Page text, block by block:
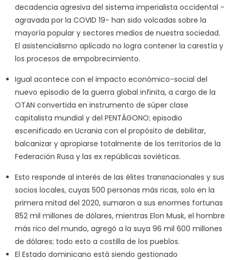
decadencia agresiva del sistema imperialista occidental -
agravada por la COVID 19- han sido volcadas sobre la
mayoría popular y sectores medios de nuestra sociedad.
El asistencialismo aplicado no logra contener la carestía y
los procesos de empobrecimiento.
Igual acontece con el impacto económico-social del
nuevo episodio de la guerra global infinita, a cargo de la
OTAN convertida en instrumento de súper clase
capitalista mundial y del PENTÁGONO; episodio
escenificado en Ucrania con el propósito de debilitar,
balcanizar y apropiarse totalmente de los territorios de la
Federación Rusa y las ex repúblicas soviéticas.
Esto responde al interés de las élites transnacionales y sus
socios locales, cuyas 500 personas más ricas, solo en la
primera mitad del 2020, sumaron a sus enormes fortunas
852 mil millones de dólares, mientras Elon Musk, el hombre
más rico del mundo, agregó a la suya 96 mil 600 millones
de dólares; todo esto a costilla de los pueblos.
El Estado dominicano está siendo gestionado